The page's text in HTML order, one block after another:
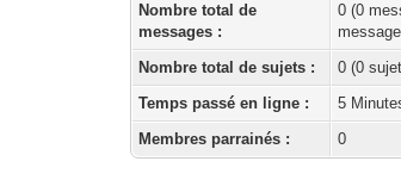
Nombre total de
messages :
0 (0
Nombre total de sujets :
0 (0
Temps passé en ligne :
5
Membres parrainés :
0